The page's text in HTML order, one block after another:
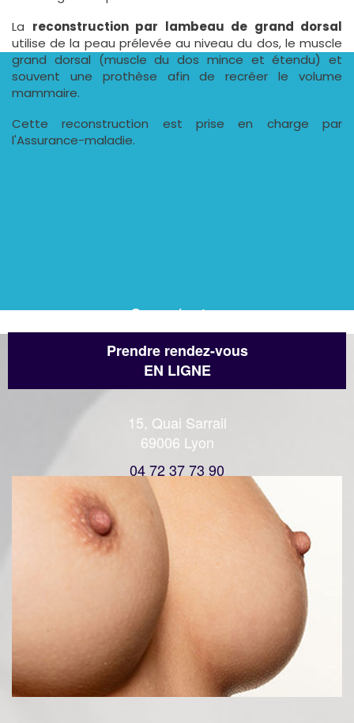
La reconstruction par lambeau de grand dorsal
utilise de la peau prélevée au niveau du dos, le muscle
grand dorsal (muscle du dos mince et étendu) et
souvent une prothèse afin de recréer le volume
mammaire.
Cette reconstruction est prise en charge par
l'Assurance-maladie.
Consultation
Prendre rendez-vous
EN LIGNE
15, Quai Sarrail
69006 Lyon
04 72 37 73 90
Accéder au lieux d'activités